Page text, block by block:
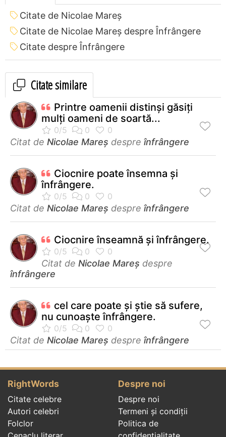
Citate de Nicolae Mareș
Citate de Nicolae Mareș despre Înfrângere
Citate despre Înfrângere
Citate similare
Printre oamenii distinşi găsiţi
mulţi oameni de soartă...
Citat de Nicolae Mareș despre înfrângere
Ciocnire poate însemna și
înfrângere.
Citat de Nicolae Mareș despre înfrângere
Ciocnire înseamnă şi înfrângere.
Citat de Nicolae Mareș despre
înfrângere
cel care poate și știe să sufere,
nu cunoaște înfrângere.
Citat de Nicolae Mareș despre înfrângere
RightWords
Citate celebre
Autori celebri
Folclor
Despre noi
Despre noi
Termeni și condiții
Politica de